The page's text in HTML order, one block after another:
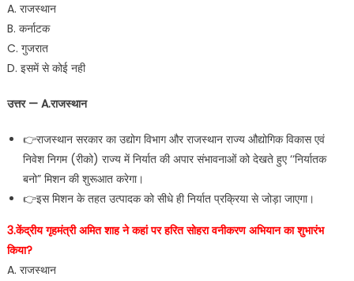
A. राजस्थान
B. कर्नाटक
C. गुजरात
D. इसमें से कोई नही
उत्तर — A.राजस्थान
👉राजस्थान सरकार का उद्योग विभाग और राजस्थान राज्य औद्योगिक विकास एवं
निवेश निगम (रीको) राज्य में निर्यात की अपार संभावनाओं को देखते हुए ‘‘निर्यातक
बनो” मिशन की शुरूआत करेगा।
👉इस मिशन के तहत उत्पादक को सीधे ही निर्यात प्रक्रिया से जोड़ा जाएगा।
3.केंद्रीय गृहमंत्री अमित शाह ने कहां पर हरित सोहरा वनीकरण अभियान का शुभारंभ
किया?
A. राजस्थान